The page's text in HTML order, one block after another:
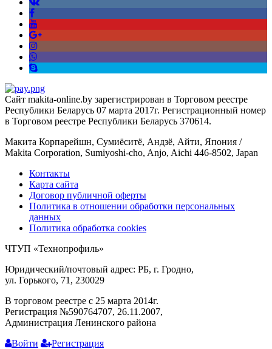
Сайт makita-online.by зарегистрирован в Торговом реестре
Республики Беларусь 07 марта 2017г. Регистрационный номер
в Торговом реестре Республики Беларусь 370614.
Макита Корпарейшн, Сумиёситё, Андзё, Айти, Япония /
Makita Corporation, Sumiyoshi-cho, Anjo, Aichi 446-8502, Japan
Контакты
Карта сайта
Договор публичной оферты
Политика в отношении обработки персональных
данных
Политика обработка cookies
ЧТУП «Технопрофиль»
Юридический/почтовый адрес: РБ, г. Гродно,
ул. Горького, 71, 230029
В торговом реестре с 25 марта 2014г.
Регистрация №590764707, 26.11.2007,
Администрация Ленинского района
Войти
Регистрация